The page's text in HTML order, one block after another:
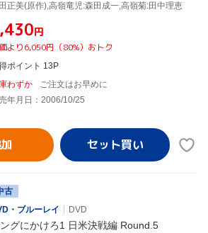
正美(原作),高嶺竜児:森田成一,高嶺菊:田中理恵
円
より6,050円（80%）おトク
ポイント 13P
わずか
ご注文はお早めに
年月日：2006/10/25
古
・ブルーレイ
DVD
ングにかけろ1 日米決戦編 Round.5